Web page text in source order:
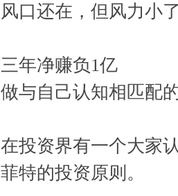
风口还在，但风力小
三年净赚负1亿
做与自己认知相匹配
在投资界有一个大家
菲特的投资原则。